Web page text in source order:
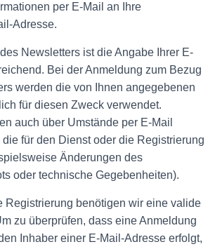
per E-Mail an Ihre
Adresse.
Newsletters ist die Angabe Ihrer E-
Bei der Anmeldung zum Bezug
werden die von Ihnen angegebenen
für diesen Zweck verwendet.
auch über Umstände per E-Mail
für den Dienst oder die Registrierung
Änderungen des
oder technische Gegebenheiten).
Registrierung benötigen wir eine valide
zu überprüfen, dass eine Anmeldung
Inhaber einer E-Mail-Adresse erfolgt,